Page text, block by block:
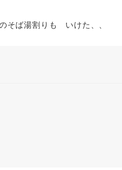
ば湯割りも いけた、、